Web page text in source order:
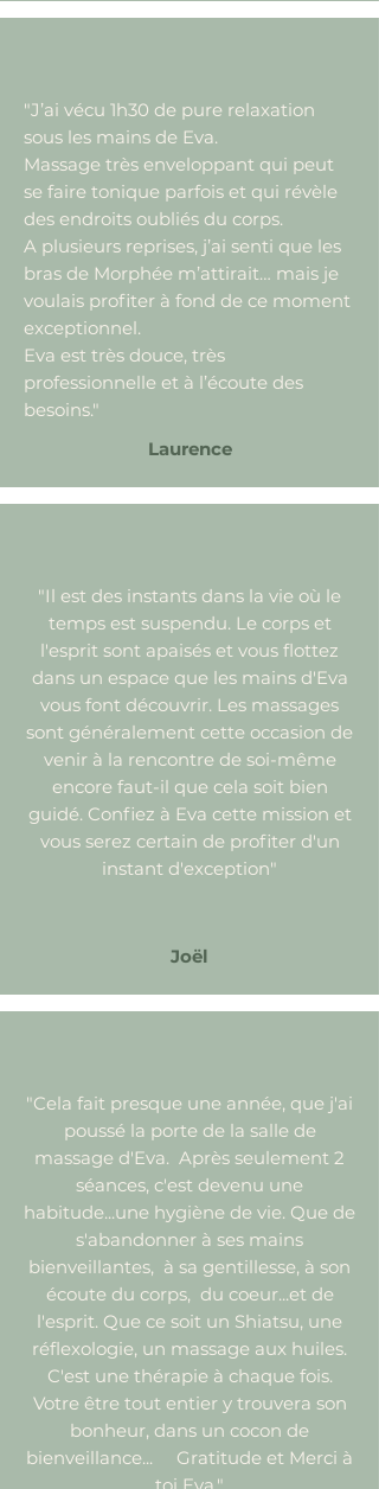
"J’ai vécu 1h30 de pure relaxation
sous les mains de Eva.
Massage très enveloppant qui peut
se faire tonique parfois et qui révèle
des endroits oubliés du corps.
A plusieurs reprises, j’ai senti que les
bras de Morphée m’attirait… mais je
voulais profiter à fond de ce moment
exceptionnel.
Eva est très douce, très
professionnelle et à l’écoute des
besoins."
Laurence
"Il est des instants dans la vie où le
temps est suspendu. Le corps et
l'esprit sont apaisés et vous flottez
dans un espace que les mains d'Eva
vous font découvrir. Les massages
sont généralement cette occasion de
venir à la rencontre de soi-même
encore faut-il que cela soit bien
guidé. Confiez à Eva cette mission et
vous serez certain de profiter d'un
instant d'exception"
Joël
"Cela fait presque une année, que j'ai
poussé la porte de la salle de
massage d'Eva. Après seulement 2
séances, c'est devenu une
habitude...une hygiène de vie. Que de
s'abandonner à ses mains
bienveillantes, à sa gentillesse, à son
écoute du corps, du coeur...et de
l'esprit. Que ce soit un Shiatsu, une
réflexologie, un massage aux huiles.
C'est une thérapie à chaque fois.
Votre être tout entier y trouvera son
bonheur, dans un cocon de
bienveillance... Gratitude et Merci à